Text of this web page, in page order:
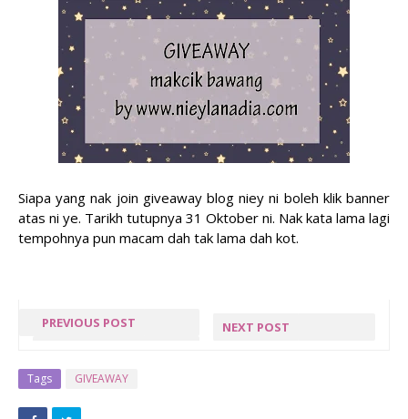
Siapa yang nak join giveaway blog niey ni boleh klik banner
atas ni ye. Tarikh tutupnya 31 Oktober ni. Nak kata lama lagi
tempohnya pun macam dah tak lama dah kot.
PREVIOUS POST
BERTUAH VITS
KEMBALI LAGI
NEXT POST
Tags GIVEAWAY